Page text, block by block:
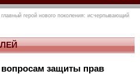
герой нового поколения: исчерпывающий
защиты прав